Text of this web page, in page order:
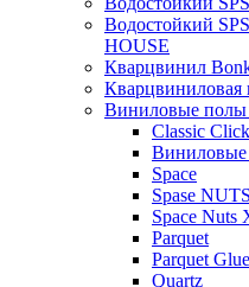
Водостойкий
HOUSE
Кварцвинил
Кварцвиниловая
Виниловые
Classic Click
Space
Spase NUTS
Space Nuts
Parquet
Parquet Glue
Quartz